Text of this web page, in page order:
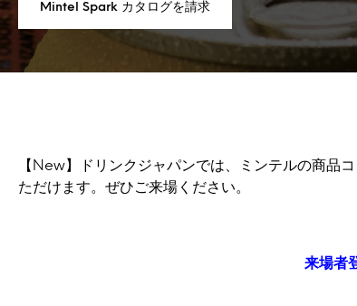
Mintel Spark カタログを請求
【New】ドリンクジャパンでは、ミンテルの商品
ただけます。ぜひご来場ください。
来場者